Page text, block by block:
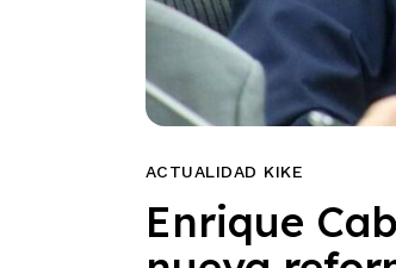
ACTUALIDAD KIKE
Enrique